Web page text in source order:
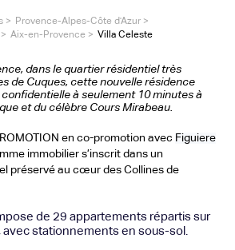
Provence-Alpes-Côte d'Azur
Aix-en-Provence Villa Celeste
dans le quartier résidentiel très
de Cuques, cette nouvelle résidence
à seulement 10 minutes à
et du célèbre Cours Mirabeau.
en co-promotion avec Figuiere
immobilier s’inscrit dans un
préservé au cœur des Collines de
de 29 appartements répartis sur
avec stationnements en sous-sol.